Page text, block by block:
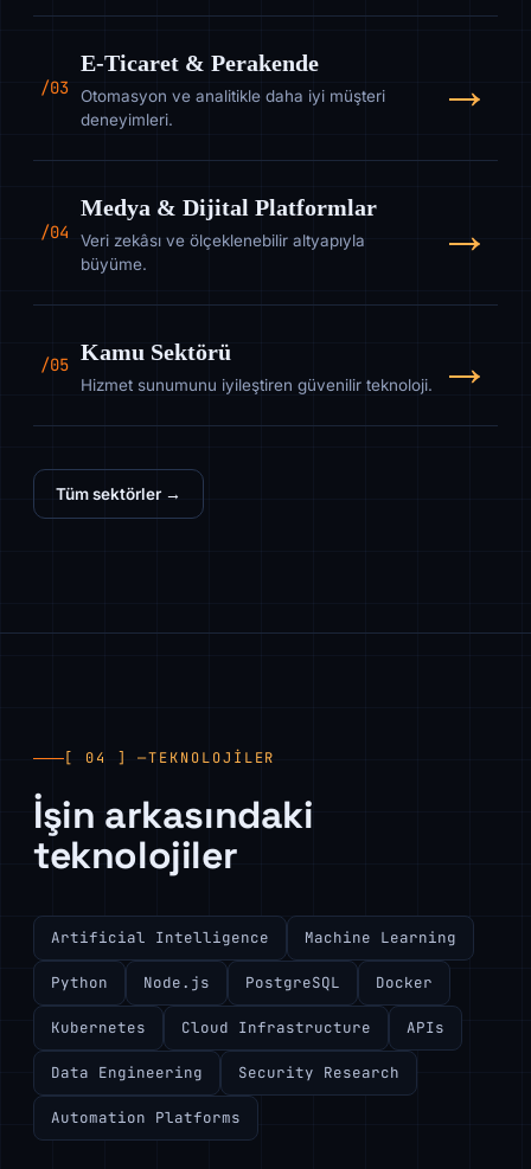
/03
E-Ticaret & Perakende
Otomasyon ve analitikle daha iyi müşteri
deneyimleri.
→
/04
Medya & Dijital Platformlar
Veri zekâsı ve ölçeklenebilir altyapıyla
büyüme.
→
/05 Kamu Sektörü
Hizmet sunumunu iyileştiren güvenilir teknoloji. →
Tüm sektörler →
[ 04 ] —TEKNOLOJILER
İşin arkasındaki
teknolojiler
Artificial Intelligence Machine Learning
Python Node.js PostgreSQL Docker
Kubernetes Cloud Infrastructure APIs
Data Engineering Security Research
Automation Platforms